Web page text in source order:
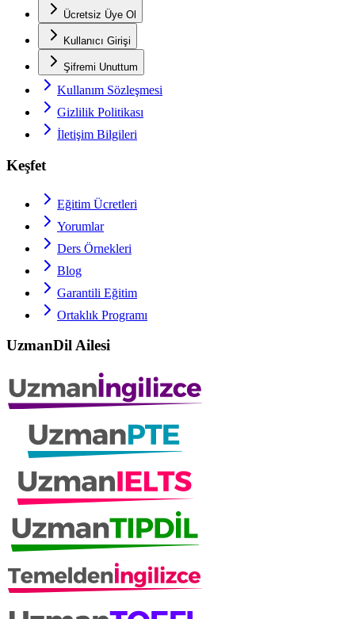
Ücretsiz Üye Ol
Kullanıcı Girişi
Şifremi Unuttum
Kullanım Sözleşmesi
Gizlilik Politikası
İletişim Bilgileri
Keşfet
Eğitim Ücretleri
Yorumlar
Ders Örnekleri
Blog
Garantili Eğitim
Ortaklık Programı
UzmanDil Ailesi